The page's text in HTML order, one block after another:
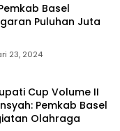
Basel
Puluhan Juta
23, 2024
Cup Volume II
Pemkab Basel
Olahraga